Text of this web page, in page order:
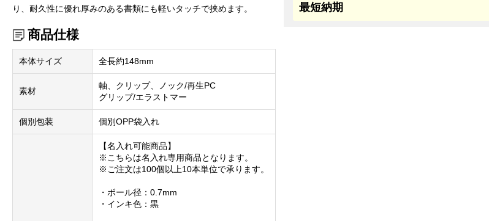
り、耐久性に優れ厚みのある書類にも軽いタッチで挟めます。
商品仕様
本体サイズ 全長約148mm
素材
軸、クリップ、ノック/再生PC
グリップ/エラストマー
個別包装 個別OPP袋入れ
【名入れ可能商品】
※こちらは名入れ専用商品となります。
※ご注文は100個以上10本単位で承ります。
・ボール径：0.7mm
・インキ色：黒
最短納期